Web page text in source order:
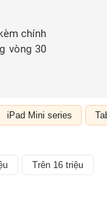
chính
vòng 30
iPad Mini series
Trên 16 triệu